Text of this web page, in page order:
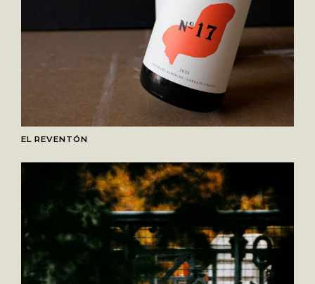
EL REVENTÓN